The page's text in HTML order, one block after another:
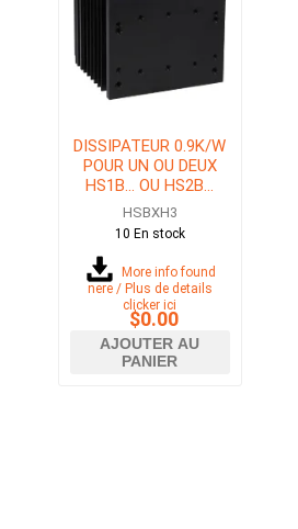
DISSIPATEUR 0.9K/W
POUR UN OU DEUX
HS1B... OU HS2B...
RELAIS STATIQUE
(SSR)
HSBXH3
10 En stock
More info found
here / Plus de details
clicker ici
$0.00
AJOUTER AU
PANIER